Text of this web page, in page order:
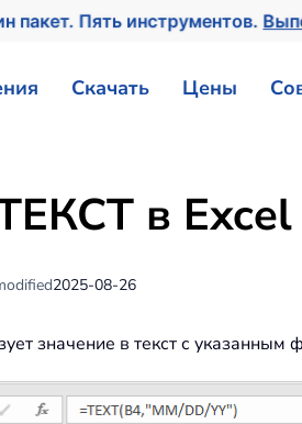
пакет. Пять инструментов.
Скачать Цены
в Excel
2025-08-26
значение в текст с указанным